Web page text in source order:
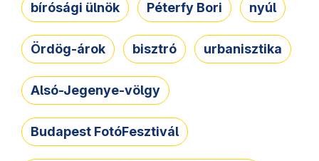
bírósági ülnök Péterfy Bori nyúl
Ördög-árok bisztró urbanisztika
Alsó-Jegenye-völgy
Budapest FotóFesztivál